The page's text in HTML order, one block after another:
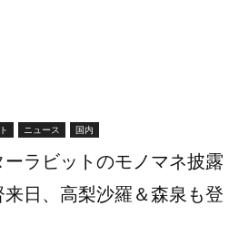
ニュース 国内
ラビットのモノマネ披露
来日、高梨沙羅＆森泉も登